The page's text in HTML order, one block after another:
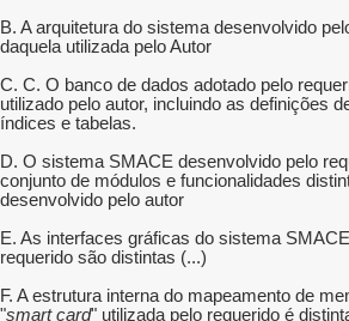
B. A arquitetura do sistema desenvolvido
daquela utilizada pelo Autor
C. C. O banco de dados adotado pelo
utilizado pelo autor, incluindo as definições
índices e tabelas.
D. O sistema SMACE desenvolvido pelo
conjunto de módulos e funcionalidades
desenvolvido pelo autor
E. As interfaces gráficas do sistema
requerido são distintas (...)
F. A estrutura interna do mapeamento de
"smart card" utilizada pelo requerido é